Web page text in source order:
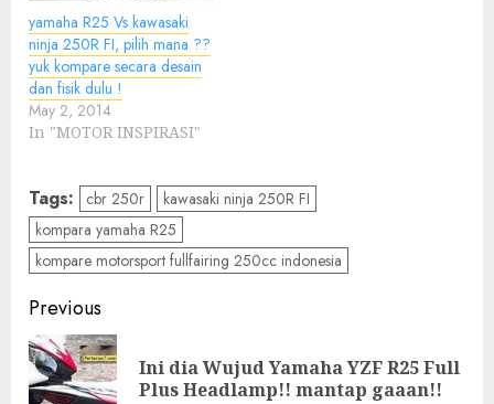
yamaha R25 Vs kawasaki
ninja 250R FI, pilih mana ??
yuk kompare secara desain
dan fisik dulu !
May 2, 2014
In "MOTOR INSPIRASI"
Tags: cbr 250r
kawasaki ninja 250R FI
kompara yamaha R25
kompare motorsport fullfairing 250cc indonesia
Post
navigation
Previous
Ini dia Wujud Yamaha YZF R25 Full
Plus Headlamp!! mantap gaaan!!